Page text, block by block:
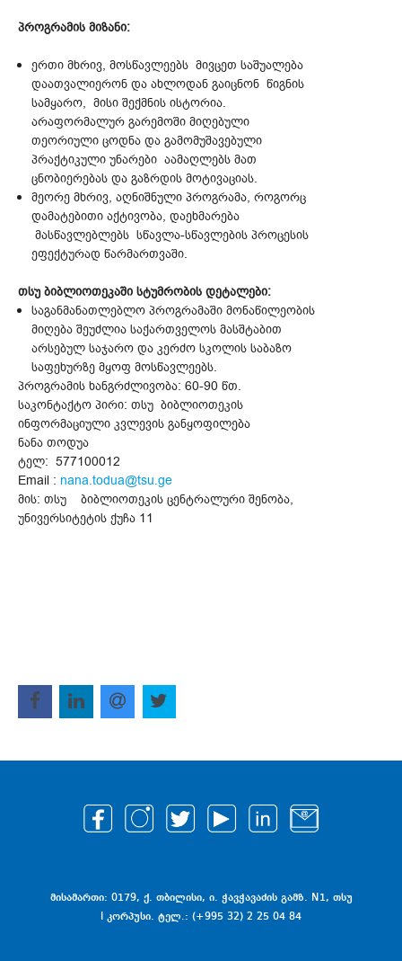
პროგრამის მიზანი:
ერთი მხრივ, მოსწავლეებს მივცეთ საშუალება
დაათვალიერონ და ახლოდან გაიცნონ წიგნის
სამყარო, მისი შექმნის ისტორია.
არაფორმალურ გარემოში მიღებული
თეორიული ცოდნა და გამომუშავებული
პრაქტიკული უნარები აამაღლებს მათ
ცნობიერებას და გაზრდის მოტივაციას.
მეორე მხრივ, აღნიშნული პროგრამა, როგორც
დამატებითი აქტივობა, დაეხმარება
მასწავლებლებს სწავლა-სწავლების პროცესის
ეფექტურად წარმართვაში.
თსუ ბიბლიოთეკაში სტუმრობის დეტალები:
საგანმანათლებლო პროგრამაში მონაწილეობის
მიღება შეუძლია საქართველოს მასშტაბით
არსებულ საჯარო და კერძო სკოლის საბაზო
საფეხურზე მყოფ მოსწავლეებს.
პროგრამის ხანგრძლივობა: 60-90 წთ.
საკონტაქტო პირი: თსუ ბიბლიოთეკის
ინფორმაციული კვლევის განყოფილება
ნანა თოდუა
ტელ: 577100012
Email : nana.todua@tsu.ge
მის: თსუ ბიბლიოთეკის ცენტრალური შენობა,
უნივერსიტეტის ქუჩა 11
მისამართი: 0179, ქ. თბილისი, ი. ჭავჭავაძის გამზ. N1, თსუ
I კორპუსი. ტელ.: (+995 32) 2 25 04 84